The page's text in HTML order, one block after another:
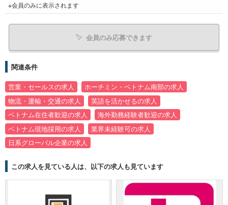
※会員のみに表示されます
会員のみ応募できます
関連条件
営業・セールスの求人
ホーチミン・ベトナム南部の求人
物流・運輸・交通の求人
英語を活かせるの求人
ベトナム在住者歓迎の求人
海外勤務経験者歓迎の求人
ベトナム現地採用の求人
業界未経験可の求人
日系グローバル企業の求人
この求人を見ている人は、以下の求人も見ています